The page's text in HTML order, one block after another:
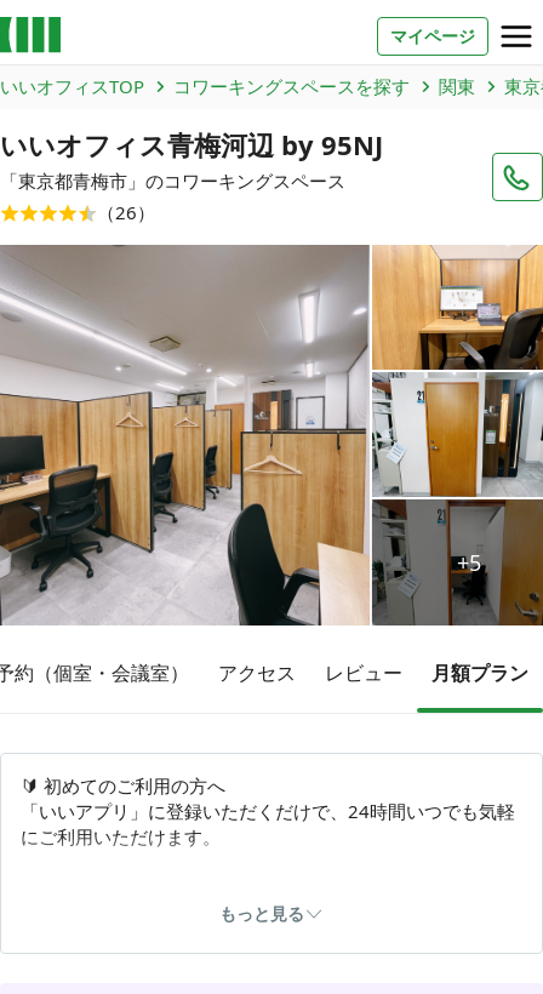
マイページ
よくあるご質問
法人での利用
店舗オーナー様へ
いいオフィス（コワーキングスペース）
FCオーナー募集
いい会議室（会議室専用スペース）
FCオーナー募集
コワーキング運営DXシステム
E Solution
トピックス
いいオフィスTOP コワーキングスペースを探す 関東 東
いいオフィス青梅河辺 by 95NJ
「東京都青梅市 」のコワーキングスペース
（26）
+5
約（個室・会議室） アクセス レビュー 月額プラン
🔰 初めてのご利用の方へ
「いいアプリ」に登録いただくだけで、24時間いつでも気軽
にご利用いただけます。
✓ 河辺駅南口から徒歩１分もっと見る